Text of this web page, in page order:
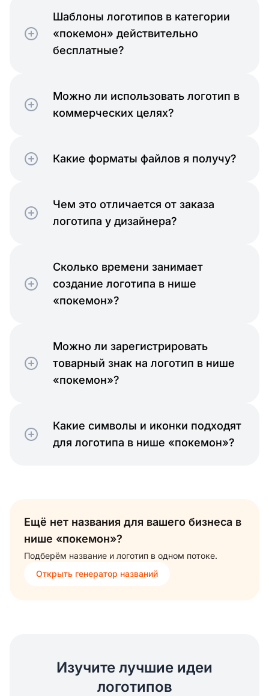
Шаблоны логотипов в категории
«покемон» действительно
бесплатные?
Можно ли использовать логотип в
коммерческих целях?
Какие форматы файлов я получу?
Чем это отличается от заказа
логотипа у дизайнера?
Сколько времени занимает
создание логотипа в нише
«покемон»?
Можно ли зарегистрировать
товарный знак на логотип в нише
«покемон»?
Какие символы и иконки подходят
для логотипа в нише «покемон»?
Ещё нет названия для вашего бизнеса в
нише «покемон»?
Подберём название и логотип в одном потоке.
Открыть генератор названий
Изучите лучшие идеи
логотипов